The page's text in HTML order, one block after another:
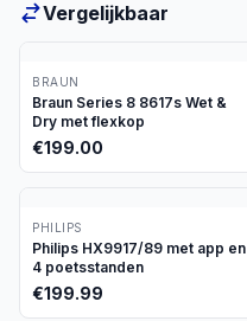
Vergelijkbaar
BRAUN
Braun Series 8 8617s Wet &
Dry met flexkop
€199.00
PHILIPS
Philips HX9917/89 met app en
4 poetsstanden
€199.99